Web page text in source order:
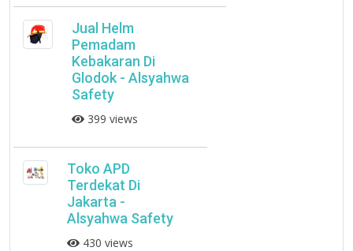
Jual Helm
Pemadam
Kebakaran Di
Glodok - Alsyahwa
Safety
399 views
Toko APD
Terdekat Di
Jakarta -
Alsyahwa Safety
430 views